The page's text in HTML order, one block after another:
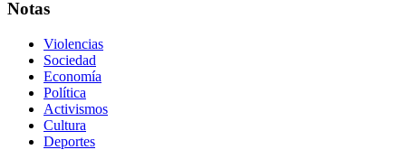
Notas
Violencias
Sociedad
Economía
Política
Activismos
Cultura
Deportes